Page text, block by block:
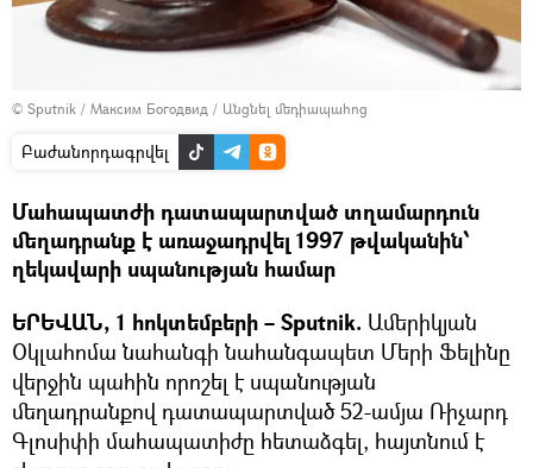
© Sputnik / Максим Богодвид / Անցնել մեդիապահոց
Բաժանորդագրվել
Մահապատժի դատապարտված տղամարդուն
մեղադրանք է առաջադրվել 1997 թվականին՝
ղեկավարի սպանության համար
ԵՐԵՎԱՆ, 1 հոկտեմբերի – Sputnik. Ամերիկյան
Օկլահոմա նահանգի նահանգապետ Մերի Ֆելինը
վերջին պահին որոշել է սպանության
մեղադրանքով դատապարտված 52-ամյա Ռիչարդ
Գլոսիփի մահապատիժը հետաձգել, հայտնում է